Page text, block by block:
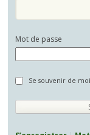
Mot de passe
Se souvenir de moi